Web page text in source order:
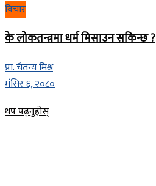
विचार
के लोकतन्त्रमा धर्म मिसाउन सकिन्छ ?
प्रा. चैतन्य मिश्र
मंसिर ६, २०८०
थप पढ्नुहोस्Details